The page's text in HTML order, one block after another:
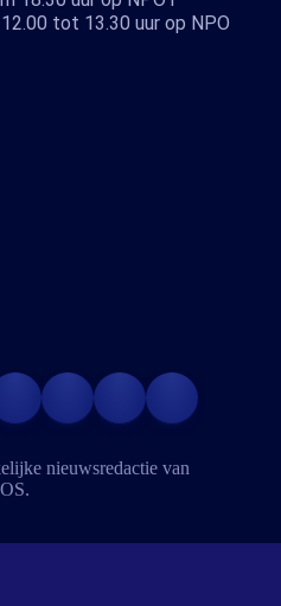
tot 13.30 uur op NPO
nieuwsredactie van
.